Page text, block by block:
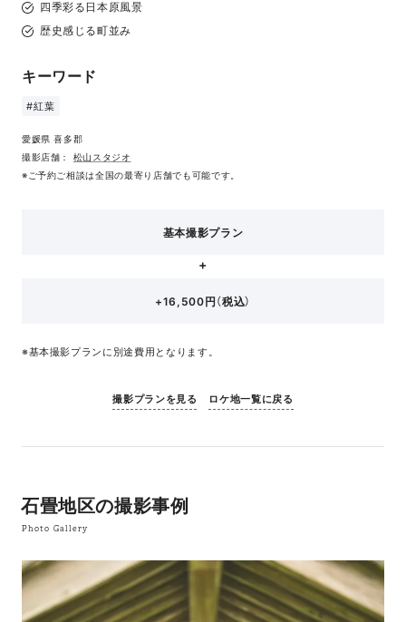
四季彩る日本原風景
歴史感じる町並み
キーワード
#紅葉
愛媛県 喜多郡
撮影店舗： 松山スタジオ
※ご予約ご相談は全国の最寄り店舗でも可能です。
基本撮影プラン
+16,500円（税込）
※基本撮影プランに別途費用となります。
撮影プランを見る ロケ地一覧に戻る
石畳地区の撮影事例
Photo Gallery